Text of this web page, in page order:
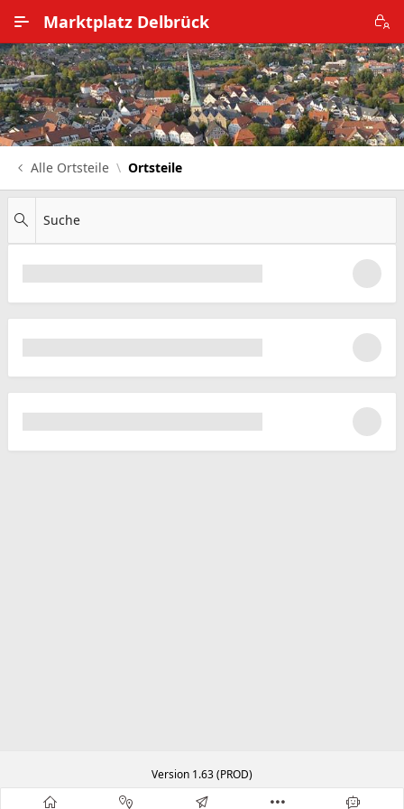
Marktplatz Delbrück
Alle Ortsteile
Impressum
Datenschutz
Alle Ortsteile Ortsteile
Suche
Version 1.63 (PROD)